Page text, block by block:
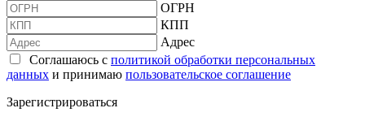
ОГРН
КПП
Адрес
Соглашаюсь с политикой обработки персональных
данных и принимаю пользовательское соглашение
Зарегистрироваться